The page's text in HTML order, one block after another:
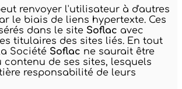
renvoyer l'utilisateur à d'autres
le biais de liens hypertexte. Ces
dans le site Soflac avec
titulaires des sites liés. En tout
Société Soflac ne saurait être
contenu de ses sites, lesquels
responsabilité de leurs